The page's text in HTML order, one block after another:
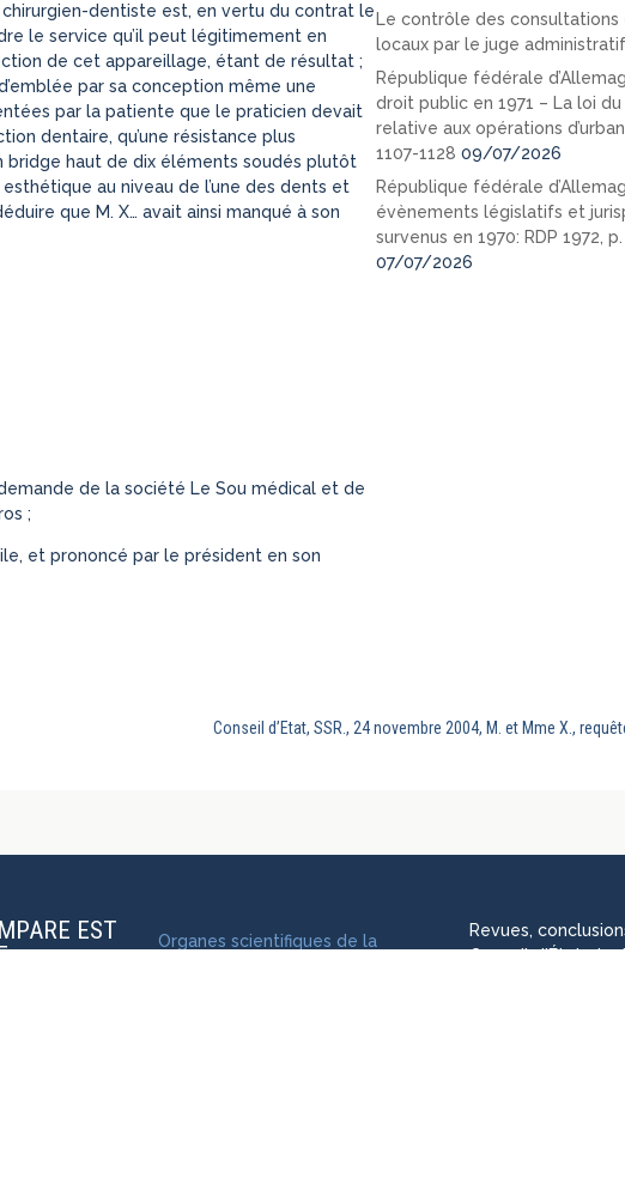
dentiste est, en vertu du contrat le
le service qu’il peut légitimement en
de cet appareillage, étant de résultat ;
par sa conception même une
par la patiente que le praticien devait
dentaire, qu’une résistance plus
bridge haut de dix éléments soudés plutôt
au niveau de l’une des dents et
que M. X… avait ainsi manqué à son
de la société Le Sou médical et de
;
et prononcé par le président en son
Le contrôle des
locaux par le juge administratif
République fédérale
droit public en 1971 – La loi du
relative aux opérations
1107-1128 09/07/2026
République fédérale
évènements législatifs et
survenus en 1970: RDP 1972,
07/07/2026
Conseil d’Etat, SSR., 24 novembre 2004, M. et Mme X.,
EST
Organes scientifiques de la
Revues,
Conseil d'État,